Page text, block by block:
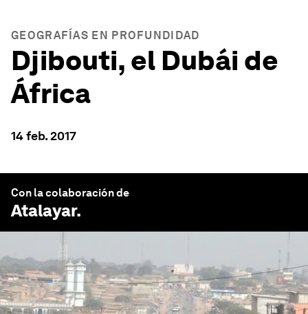
GEOGRAFÍAS EN PROFUNDIDAD
Djibouti, el Dubái de
África
14 feb. 2017
Con la colaboración de
Atalayar.